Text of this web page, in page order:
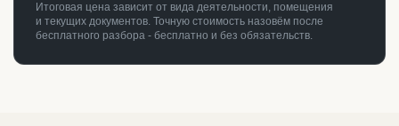
Итоговая цена зависит от вида деятельности, помещения
и текущих документов. Точную стоимость назовём после
бесплатного разбора - бесплатно и без обязательств.